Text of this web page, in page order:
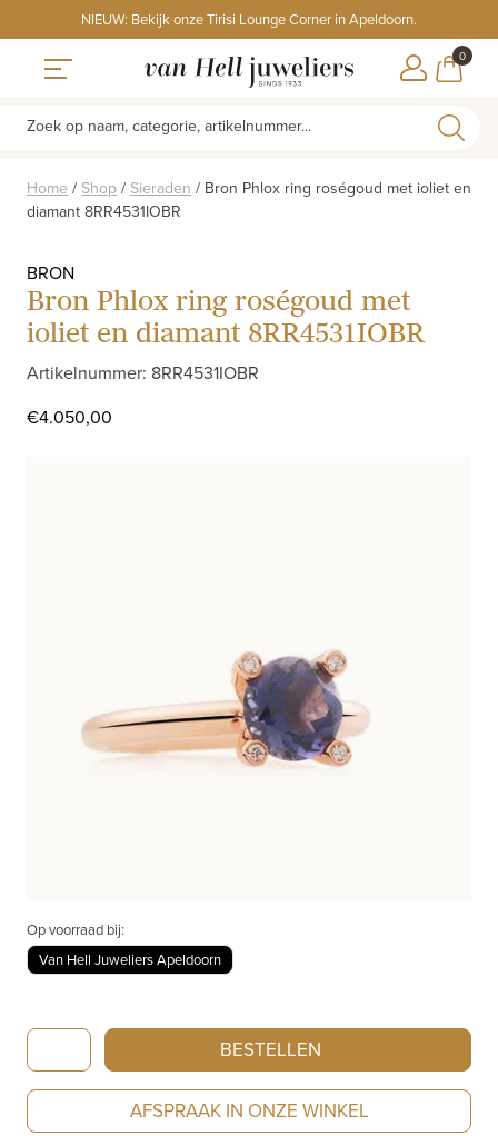
to
content
NIEUW: Bekijk onze Tirisi Lounge Corner in Apeldoorn.
0
Zoek op naam, categorie, artikelnummer...
Home / Shop / Sieraden / Bron Phlox ring roségoud met ioliet en
diamant 8RR4531IOBR
BRON
Bron Phlox ring roségoud met
ioliet en diamant 8RR4531IOBR
Artikelnummer: 8RR4531IOBR
€4.050,00
Op voorraad bij:
Van Hell Juweliers Apeldoorn
Bron
Phlox
ring
roségoud
BESTELLEN
AFSPRAAK IN ONZE WINKEL